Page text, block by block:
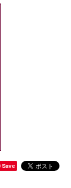
Save